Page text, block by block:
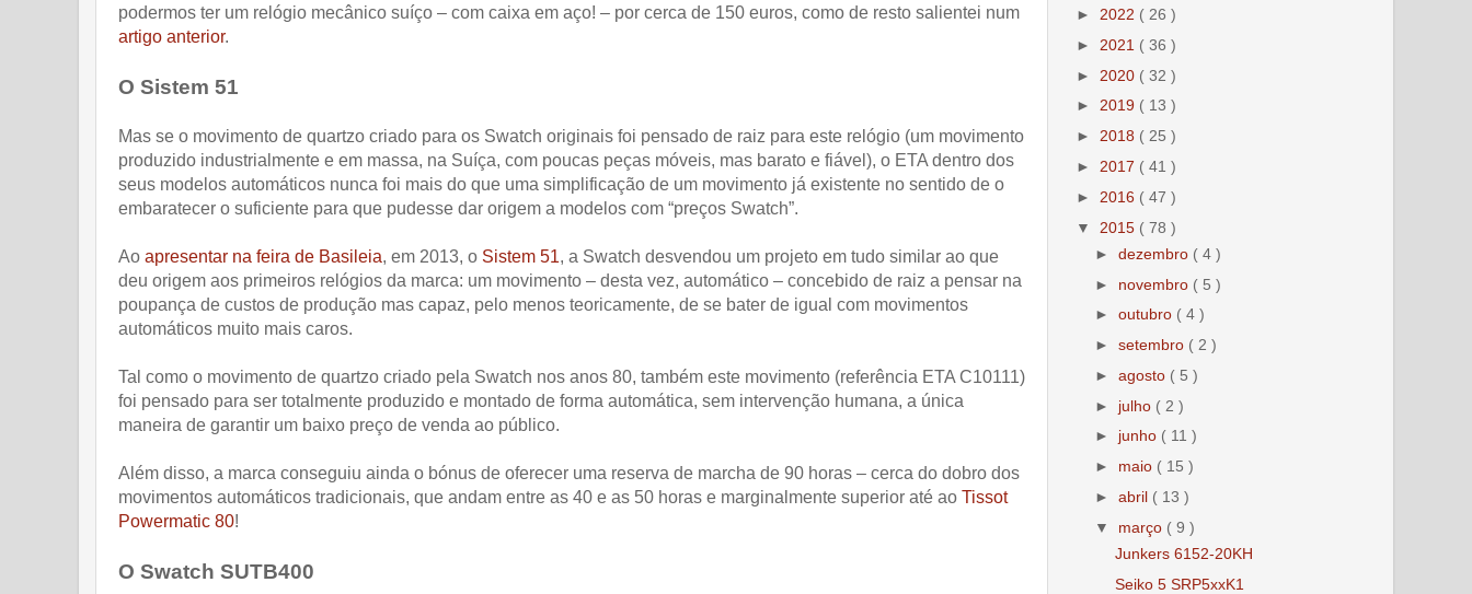
podermos ter um relógio mecânico suíço – com caixa em aço! – por cerca de 150 euros, como de resto salientei num
artigo anterior.
O Sistem 51
Mas se o movimento de quartzo criado para os Swatch originais foi pensado de raiz para este relógio (um movimento
produzido industrialmente e em massa, na Suíça, com poucas peças móveis, mas barato e fiável), o ETA dentro dos
seus modelos automáticos nunca foi mais do que uma simplificação de um movimento já existente no sentido de o
embaratecer o suficiente para que pudesse dar origem a modelos com “preços Swatch”.
Ao apresentar na feira de Basileia, em 2013, o Sistem 51, a Swatch desvendou um projeto em tudo similar ao que
deu origem aos primeiros relógios da marca: um movimento – desta vez, automático – concebido de raiz a pensar na
poupança de custos de produção mas capaz, pelo menos teoricamente, de se bater de igual com movimentos
automáticos muito mais caros.
Tal como o movimento de quartzo criado pela Swatch nos anos 80, também este movimento (referência ETA C10111)
foi pensado para ser totalmente produzido e montado de forma automática, sem intervenção humana, a única
maneira de garantir um baixo preço de venda ao público.
Além disso, a marca conseguiu ainda o bónus de oferecer uma reserva de marcha de 90 horas – cerca do dobro dos
movimentos automáticos tradicionais, que andam entre as 40 e as 50 horas e marginalmente superior até ao Tissot
Powermatic 80!
O Swatch SUTB400
► 2022 ( 26 )
► 2021 ( 36 )
► 2020 ( 32 )
► 2019 ( 13 )
► 2018 ( 25 )
► 2017 ( 41 )
► 2016 ( 47 )
▼ 2015 ( 78 )
►dezembro ( 4 )
► novembro ( 5 )
►outubro ( 4 )
►setembro ( 2 )
►agosto ( 5 )
► julho ( 2 )
► junho ( 11 )
► maio ( 15 )
►abril ( 13 )
▼ março ( 9 )
Junkers 6152-20KH
Seiko 5 SRP5xxK1